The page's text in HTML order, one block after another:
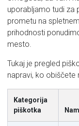
uporabljamo tudi za
prometu na
prihodnosti
mesto.
Tukaj je pregled
napravi, ko
Kategorija
piškotka